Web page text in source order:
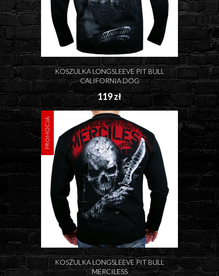
KOSZULKA LONGSLEEVE PIT BULL
CALIFORNIA DOG
119 zł
KOSZULKA LONGSLEEVE PIT BULL
MERCILESS
PROMOCJA